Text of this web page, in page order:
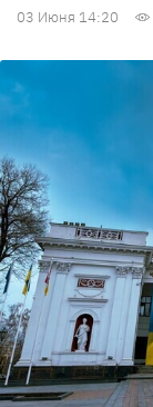
03 Июня 14:20